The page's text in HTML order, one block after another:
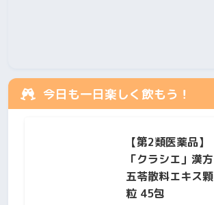
今日も一日楽しく飲もう！
【第2類医薬品】
「クラシエ」漢方
五苓散料エキス顆
粒 45包